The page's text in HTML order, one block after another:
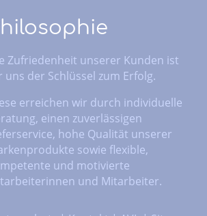
Zufriedenheit unserer Kunden ist
uns der Schlüssel zum Erfolg.
erreichen wir durch individuelle
einen zuverlässigen
hohe Qualität unserer
sowie flexible,
und motivierte
und Mitarbeiter.